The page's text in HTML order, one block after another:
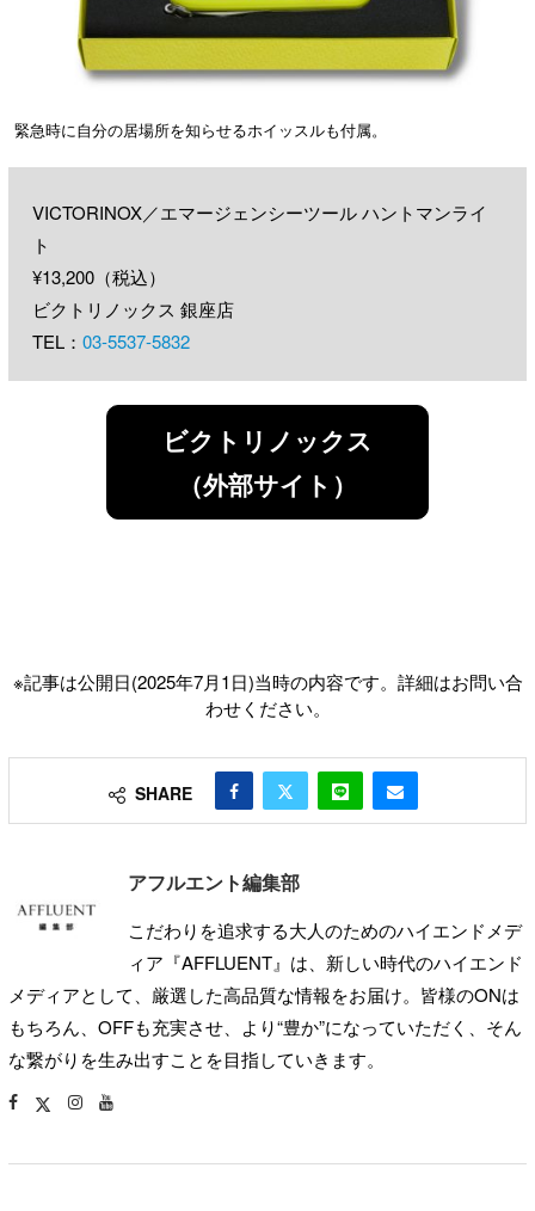
緊急時に自分の居場所を知らせるホイッスルも付属。
VICTORINOX／エマージェンシーツール ハントマンライ
ト
¥13,200（税込）
ビクトリノックス 銀座店
TEL： 03-5537-5832
ビクトリノックス
（外部サイト）
※記事は公開日(2025年7月1日)当時の内容です。詳細はお問い合
わせください。
SHARE
アフルエント編集部
こだわりを追求する大人のためのハイエンドメデ
ィア『AFFLUENT』は、新しい時代のハイエンド
メディアとして、厳選した高品質な情報をお届け。皆様のONは
もちろん、OFFも充実させ、より“豊か”になっていただく、そん
な繋がりを生み出すことを目指していきます。